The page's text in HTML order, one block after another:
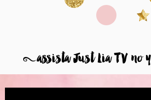
8assista Just Lia TV no